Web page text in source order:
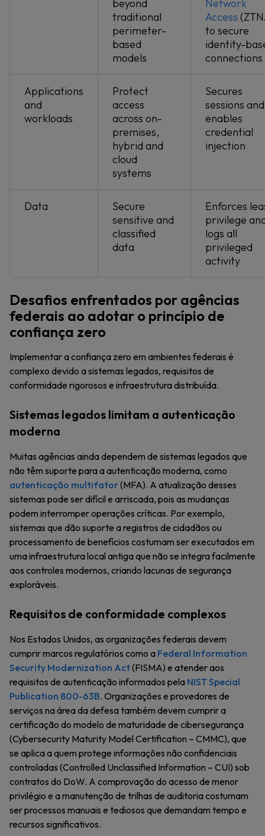
beyond
traditional
perimeter-
based
models
Network
Access
to secure
identity-
connections
Applications
and
workloads
Protect
access
across on-
premises,
hybrid and
cloud
systems
Secures
sessions and
enables
credential
injection
Data
Secure
sensitive and
classified
data
Enforces
privilege
logs all
privileged
activity
Desafios enfrentados por agências
federais ao adotar o princípio de
confiança zero
Implementar a confiança zero em ambientes federais é
complexo devido a sistemas legados, requisitos de
conformidade rigorosos e infraestrutura distribuída.
Sistemas legados limitam a autenticação
moderna
Muitas agências ainda dependem de sistemas legados que
não têm suporte para a autenticação moderna, como
autenticação multifator(MFA). A atualização desses
sistemas pode ser difícil e arriscada, pois as mudanças
podem interromper operações críticas. Por exemplo,
sistemas que dão suporte a registros de cidadãos ou
processamento de benefícios costumam ser executados em
uma infraestrutura local antiga que não se integra facilmente
aos controles modernos, criando lacunas de segurança
exploráveis.
Requisitos de conformidade complexos
Nos Estados Unidos, as organizações federais devem
cumprir marcos regulatórios como a Federal Information
Security Modernization Act(FISMA) e atender aos
requisitos de autenticação informados pela NIST Special
Publication 800-63B. Organizações e provedores de
serviços na área da defesa também devem cumprir a
certificação do modelo de maturidade de cibersegurança
(Cybersecurity Maturity Model Certification – CMMC), que
se aplica a quem protege informações não confidenciais
controladas (Controlled Unclassified Information – CUI) sob
contratos do DoW. A comprovação do acesso de menor
privilégio e a manutenção de trilhas de auditoria costumam
ser processos manuais e tediosos que demandam tempo e
recursos significativos.